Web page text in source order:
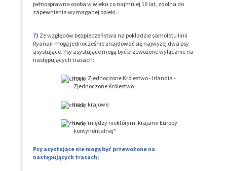
pełnosprawna osoba w wieku co najmniej 16 lat, zdolna do
zapewnienia wymaganej opieki.
Ze względów bezpieczeństwa na pokładzie samolotu linii
Ryanair mogą jednocześnie znajdować się najwyżej dwa psy
asystujące. Psy asystujące mogą być przewożone wyłącznie na
następujących trasach:
trasy Zjednoczone Królestwo - Irlandia -
Zjednoczone Królestwo
trasy krajowe
trasy między niektórymi krajami Europy
kontynentalnej*
Psy asystujące nie mogą być przewożone na
następujących trasach: